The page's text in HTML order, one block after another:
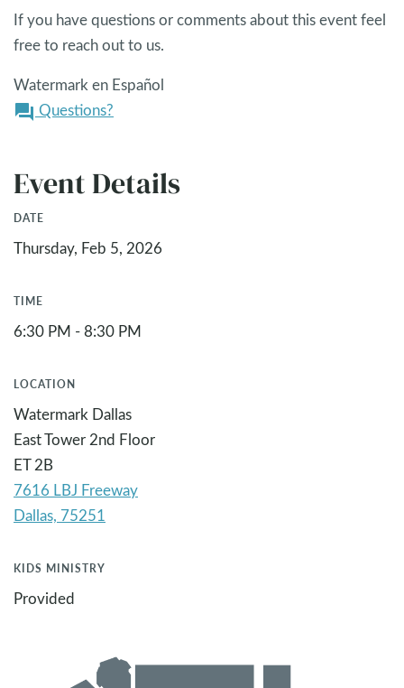
If you have questions or comments about this event feel
free to reach out to us.
Watermark en Español
question_answer Questions?
Event Details
DATE
Thursday, Feb 5, 2026
TIME
6:30 PM - 8:30 PM
LOCATION
Watermark Dallas
East Tower 2nd Floor
ET 2B
7616 LBJ Freeway
KIDS MINISTRY
Provided